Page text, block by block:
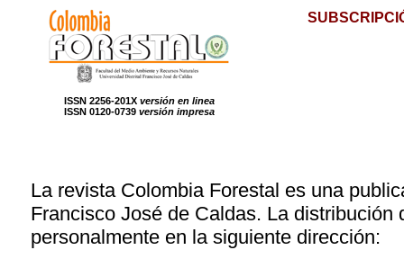
ISSN 2256-201X versión en linea
ISSN 0120-0739 versión impresa
La revista Colombia Forestal es una
Francisco José de Caldas. La
personalmente en la siguiente dirección: